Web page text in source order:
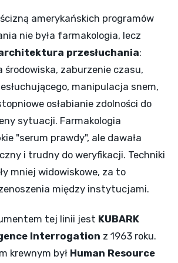
amerykańskich programów
nie była farmakologia, lecz
przesłuchania:
środowiska, zaburzenie czasu,
manipulacja snem,
osłabianie zdolności do
sytuacji. Farmakologia
"serum prawdy", ale dawała
i trudny do weryfikacji. Techniki
mniej widowiskowe, za to
między instytucjami.
tej linii jest KUBARK
Interrogation z 1963 roku.
krewnym był Human Resource